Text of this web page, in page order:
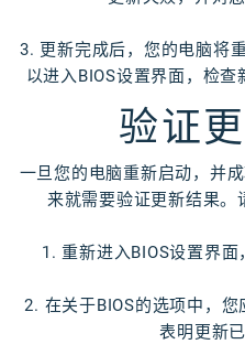
3. 更新完成后，您的电脑将
以进入BIOS设置界面，检查
验证
一旦您的电脑重新启动，并
来就需要验证更新结果。
1. 重新进入BIOS设置界面
2. 在关于BIOS的选项中，
表明更新